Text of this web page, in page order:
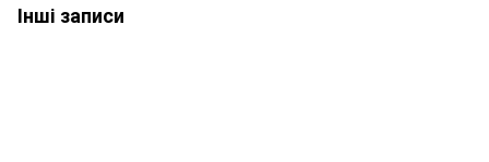
Інші записи